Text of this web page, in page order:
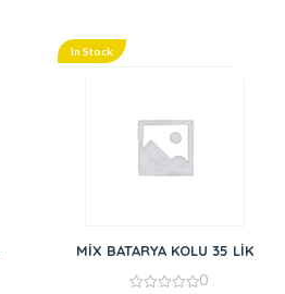
In Stock
MİX BATARYA KOLU 35 LİK
0